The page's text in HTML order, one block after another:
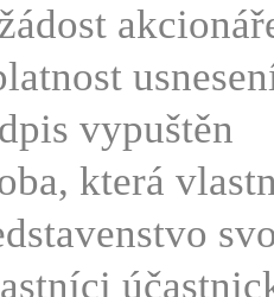
vypuštěn
která